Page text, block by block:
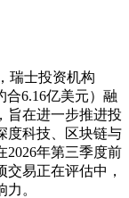
瑞士投资机构
合6.16亿美元）融
旨在进一步推进投
度科技、区块链与
2026年第三季度前
易正在评估中，
。